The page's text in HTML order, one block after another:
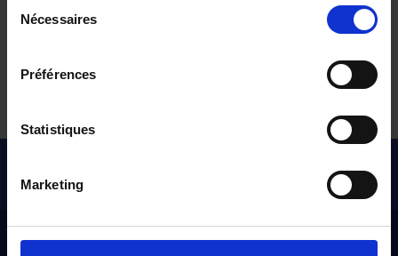
Nécessaires
Préférences
Statistiques
Marketing
Distinxion